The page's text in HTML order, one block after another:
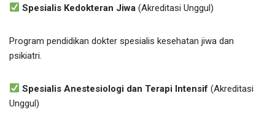
Spesialis Kedokteran Jiwa (Akreditasi Unggul)
Program pendidikan dokter spesialis kesehatan jiwa dan
psikiatri.
Spesialis Anestesiologi dan Terapi Intensif (Akreditasi
Unggul)